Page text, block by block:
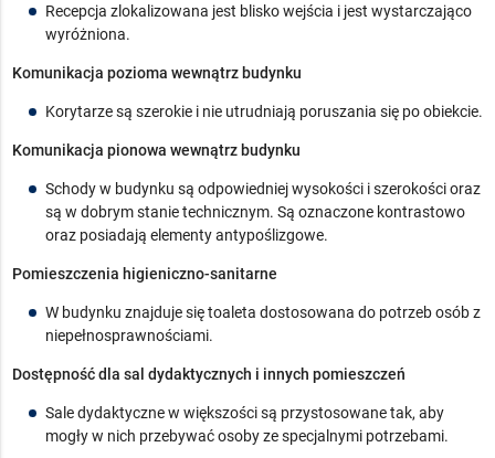
Recepcja zlokalizowana jest blisko wejścia i jest wystarczająco
wyróżniona.
Komunikacja pozioma wewnątrz budynku
Korytarze są szerokie i nie utrudniają poruszania się po obiekcie.
Komunikacja pionowa wewnątrz budynku
Schody w budynku są odpowiedniej wysokości i szerokości oraz
są w dobrym stanie technicznym. Są oznaczone kontrastowo
oraz posiadają elementy antypoślizgowe.
Pomieszczenia higieniczno-sanitarne
W budynku znajduje się toaleta dostosowana do potrzeb osób z
niepełnosprawnościami.
Dostępność dla sal dydaktycznych i innych pomieszczeń
Sale dydaktyczne w większości są przystosowane tak, aby
mogły w nich przebywać osoby ze specjalnymi potrzebami.